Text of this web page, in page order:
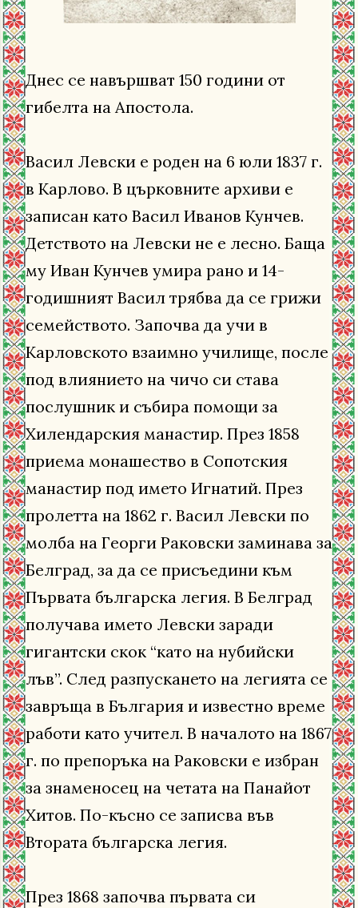
Днес се навършват 150 години от
гибелта на Апостола.
Васил Левски е роден на 6 юли 1837 г.
в Карлово. В църковните архиви е
записан като Васил Иванов Кунчев.
Детството на Левски не е лесно. Баща
му Иван Кунчев умира рано и 14-
годишният Васил трябва да се грижи
семейството. Започва да учи в
Карловското взаимно училище, после
под влиянието на чичо си става
послушник и събира помощи за
Хилендарския манастир. През 1858
приема монашество в Сопотския
манастир под името Игнатий. През
пролетта на 1862 г. Васил Левски по
молба на Георги Раковски заминава за
Белград, за да се присъедини към
Първата българска легия. В Белград
получава името Левски заради
гигантски скок “като на нубийски
лъв”. След разпускането на легията се
завръща в България и известно време
работи като учител. В началото на 1867
г. по препоръка на Раковски е избран
за знаменосец на четата на Панайот
Хитов. По-късно се записва във
Втората българска легия.
През 1868 започва първата си